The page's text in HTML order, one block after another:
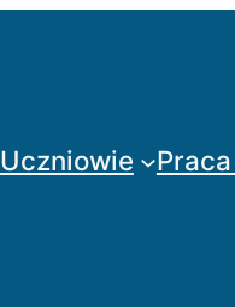
Uczniowie Praca